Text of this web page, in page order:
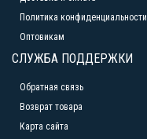
Политика конфиденциальности
Оптовикам
СЛУЖБА ПОДДЕРЖКИ
Обратная связь
Возврат товара
Карта сайта